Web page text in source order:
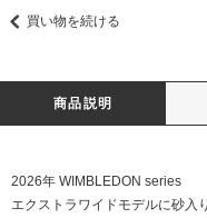
買い物を続ける
商品説明
2026年 WIMBLEDON series
エクストラワイドモデルに砂入